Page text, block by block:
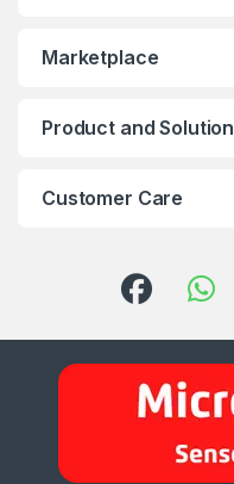
Marketplace
Product and Solution
Customer Care